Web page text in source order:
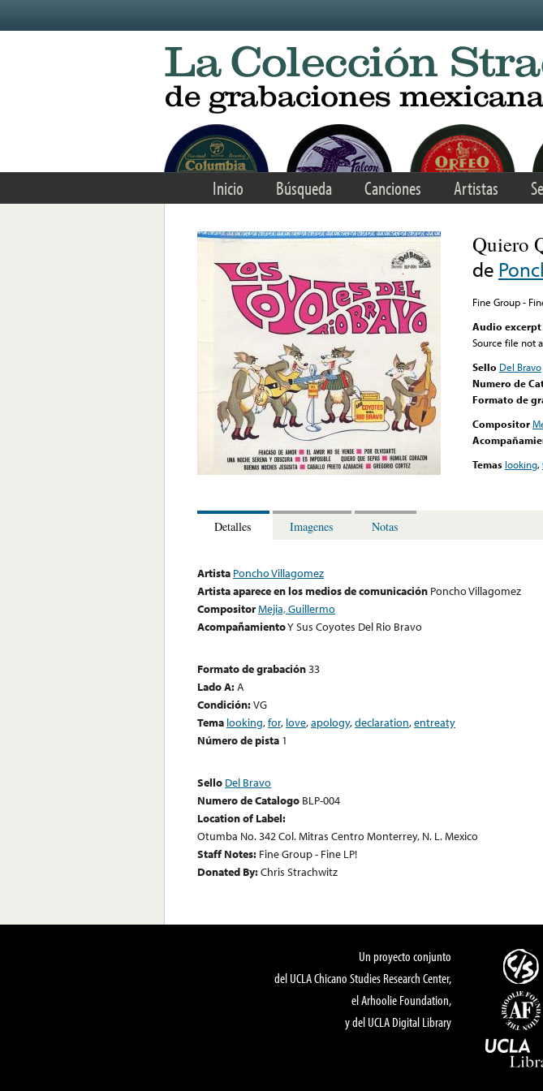
Inicio Búsqueda Canciones Artistas
Quiero
de
Fine Group -
Audio excerpt
Source file not
Sello Del Bravo
Numero de
Formato de
Compositor
Temas looking,
Detalles Imagenes Notas
Artista Poncho Villagomez
Artista aparece en los medios de comunicación Poncho Villagomez
CompositorMejia, Guillermo
AcompañamientoY Sus Coyotes Del Rio Bravo
Formato de grabación33
Lado A:A
Condición:VG
Tema looking,for, love,apology,declaration,entreaty
Número de pista 1
Sello Del Bravo
Numero de Catalogo BLP-004
Location of Label:
Otumba No. 342 Col. Mitras Centro Monterrey, N. L. Mexico
Staff Notes: Fine Group - Fine LP!
Donated By:Chris Strachwitz
Un proyecto conjunto
del UCLA Chicano Studies Research Center,
el Arhoolie Foundation,
y del UCLA Digital Library